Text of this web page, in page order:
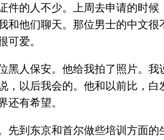
件的人不少。上周去申请的时
和他们聊天。那位男士的中文
可爱。
黑人保安。他给我拍了照片。
，以后我会的。他和以前比，
还有希望。
先到东京和首尔做些培训方面